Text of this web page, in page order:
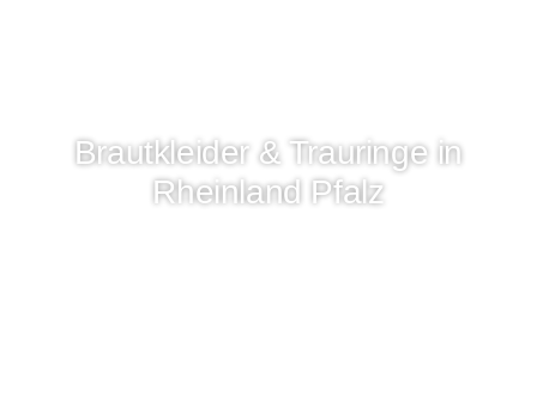
Brautkleider & Trauringe in
Rheinland Pfalz